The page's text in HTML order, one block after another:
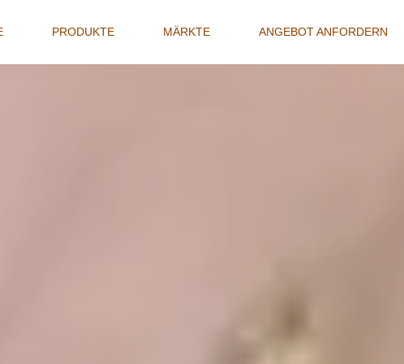
(CURRENT)PRODUKTE MÄRKTE ANGEBOT ANFORDERN